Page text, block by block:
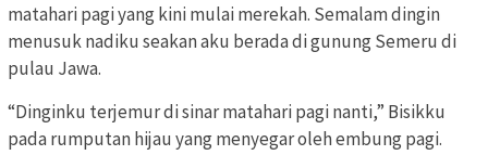
matahari pagi yang kini mulai merekah. Semalam dingin
menusuk nadiku seakan aku berada di gunung Semeru di
pulau Jawa.
“Dinginku terjemur di sinar matahari pagi nanti,” Bisikku
pada rumputan hijau yang menyegar oleh embung pagi.